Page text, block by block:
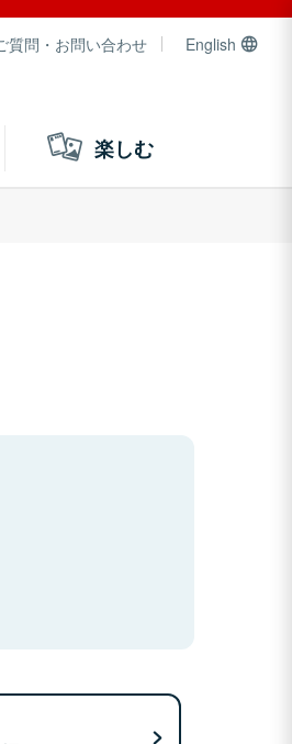
質問・お問い合わせ English
楽しむ